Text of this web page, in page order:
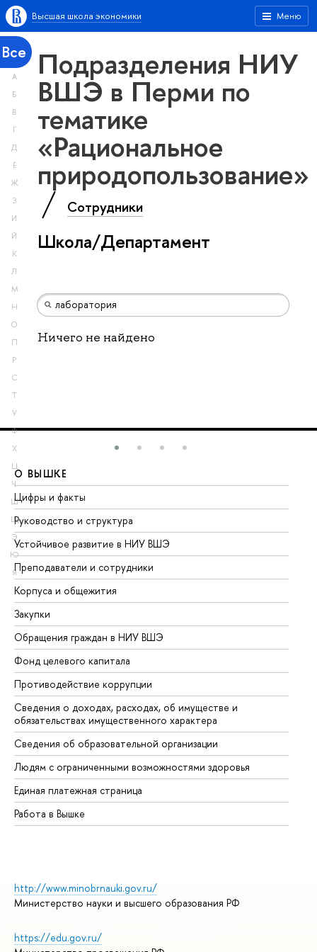
Меню
Высшая школа экономики
Все
А
Б
В
Г
Д
Е
Ж
З
И
Й
К
Л
М
Н
О
П
Р
С
Т
У
Ф
Х
Ц
Ч
Ш
Щ
Э
Ю
Я
Подразделения НИУ
ВШЭ в Перми по
тематике
«Рациональное
природопользование»
Сотрудники
Школа/Департамент
Ничего не найдено
О ВЫШКЕ
Цифры и факты
Руководство и структура
Устойчивое развитие в НИУ ВШЭ
Преподаватели и сотрудники
Корпуса и общежития
Закупки
Обращения граждан в НИУ ВШЭ
Фонд целевого капитала
Противодействие коррупции
Сведения о доходах, расходах, об имуществе и
обязательствах имущественного характера
Сведения об образовательной организации
Людям с ограниченными возможностями здоровья
Единая платежная страница
Работа в Вышке
http://www.minobrnauki.gov.ru/
Министерство науки и высшего образования РФ
https://edu.gov.ru/